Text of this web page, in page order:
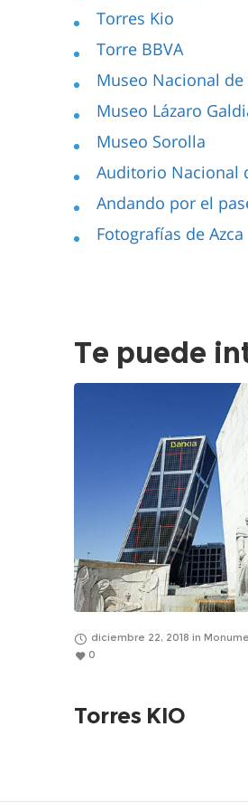
Torres Kio
Torre BBVA
Museo Nacional
Museo Lázaro
Museo Sorolla
Auditorio Nacional
Andando por el
Fotografías de Azca
Te puede
diciembre 22, 2018 in
0
Torres KIO